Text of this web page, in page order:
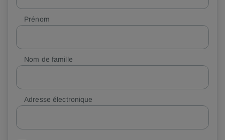
Prénom
Nom de famille
Adresse électronique